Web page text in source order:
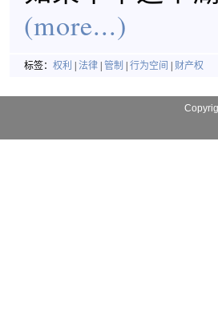
(more...)
标签： 权利 法律 管制 行为空间 财产权